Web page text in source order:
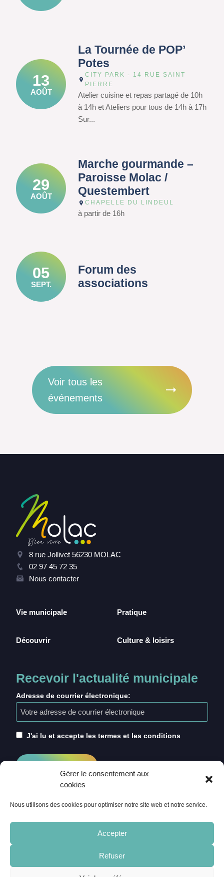
Gérer le consentement aux
cookies
Nous utilisons des cookies pour optimiser notre site web et notre service.
Accepter
Refuser
13
AOÛT
La Tournée de POP’
Potes
CITY PARK - 14 RUE SAINT
PIERRE
Atelier cuisine et repas partagé de 10h
à 14h et Ateliers pour tous de 14h à 17h
Sur...
29
AOÛT
Marche gourmande –
Paroisse Molac /
Questembert
CHAPELLE DU LINDEUL
à partir de 16h
05
SEPT.
Forum des
associations
Voir tous les
événements
8 rue Jollivet 56230 MOLAC
02 97 45 72 35
Nous contacter
Vie municipale
Découvrir
Pratique
Culture & loisirs
Recevoir l'actualité municipale
Adresse de courrier électronique:
J'ai lu et accepte les termes et les conditions
CRÉDITS
MENTIONS LÉGALES